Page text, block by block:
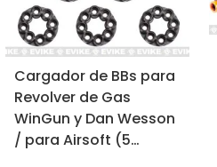
Cargador de BBs para
Revolver de Gas
WinGun y Dan Wesson
/ para Airsoft (5